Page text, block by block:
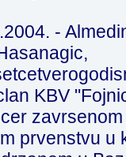
-
KBV
zavrsenom
prvenstvu u